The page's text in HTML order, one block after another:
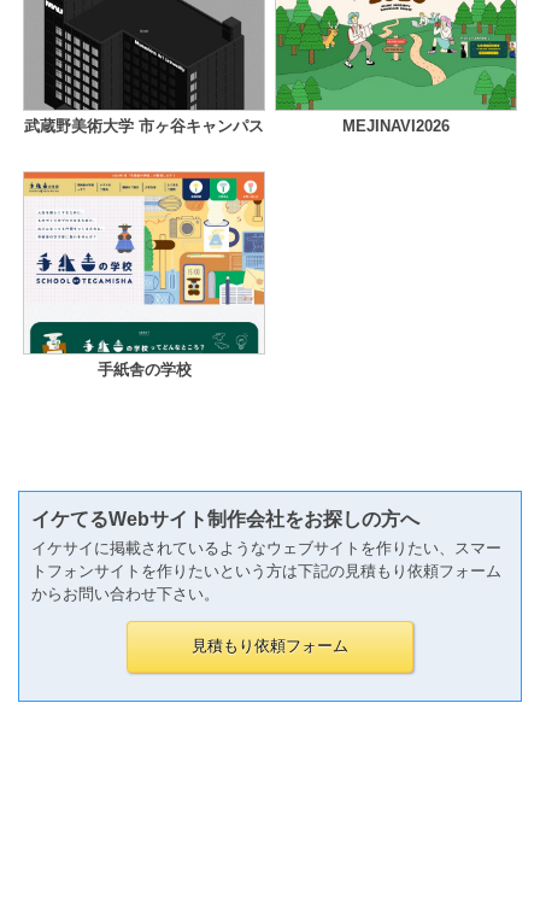
武蔵野美術大学 市ヶ谷キャンパス MEJINAVI2026
手紙舎の学校
イケてるWebサイト制作会社をお探しの方へ
イケサイに掲載されているようなウェブサイトを作りたい、スマー
トフォンサイトを作りたいという方は下記の見積もり依頼フォーム
からお問い合わせ下さい。